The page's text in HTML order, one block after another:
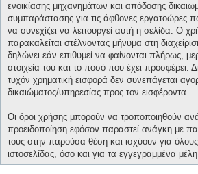
ενοικίασης μηχανημάτων και απόδοσης
συμπαράστασης για τις άφθονες εργατοώρες
να συνεχίζει να λειτουργεί αυτή η σελίδα. Ο
παρακαλείται στέλνοντας μήνυμα στη
δηλώνει εάν επιθυμεί να φαίνονται πλήρως,
στοιχεία του και το ποσό που έχει προσφέρει.
τυχόν χρηματική εισφορά δεν συνεπάγεται
δικαιώματος/υπηρεσίας προς τον εισφέροντα.
Οι όροι χρήσης μπορούν να τροποποιηθούν
προειδοποίηση εφόσον παραστεί ανάγκη με
τους στην παρούσα θέση και ισχύουν για
ιστοσελίδας, όσο και για τα εγγεγραμμένα